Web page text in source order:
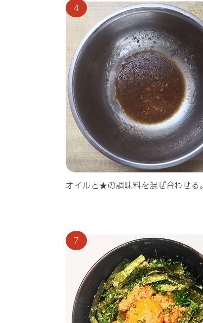
4
オイルと★の調味料を混ぜ合わせる。
7